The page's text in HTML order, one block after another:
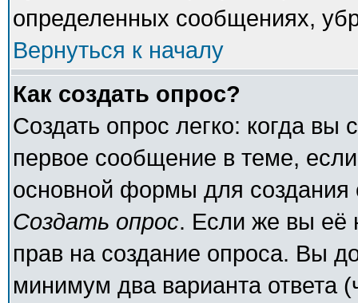
определенных сообщениях,
Вернуться к началу
Как создать опрос?
Создать опрос легко: когда вы
первое сообщение в теме,
основной формы для
Создать опрос. Если же вы её
прав на создание опроса. Вы
минимум два варианта ответа